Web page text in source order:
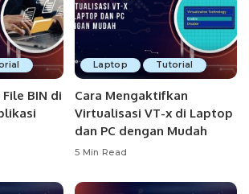
BIN di
Laptop Tutorial
Cara Mengaktifkan
Virtualisasi VT-x di Laptop
dan PC dengan Mudah
5 Min Read